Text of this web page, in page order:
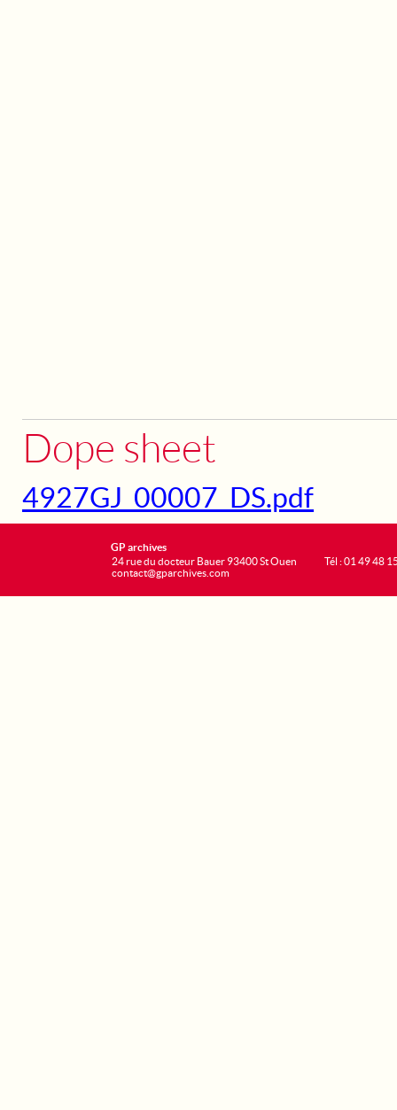
Dope sheet
4927GJ_00007_DS.pdf
GP archives
24 rue du docteur Bauer 93400 St Ouen
contact@gparchives.com
Tél : 01 49 48